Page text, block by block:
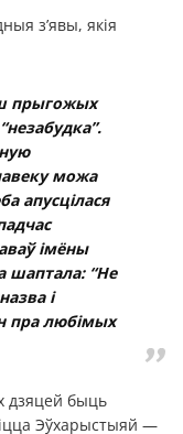
з’явы, якія
прыгожых
можа
апусцілася
імёны
шаптала: “Не
і
пра любімых
дзяцей быць
Эўхарыстыяй —